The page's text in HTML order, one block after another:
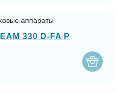
аппараты
330 D-FA P